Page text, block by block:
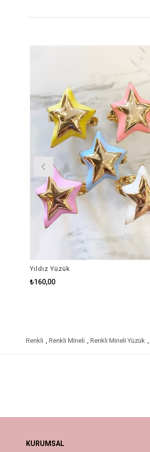
Yıldız Yüzük
₺160,00
Renkli , Renkli Mineli , Renkli Mineli Yüzük ,
KURUMSAL